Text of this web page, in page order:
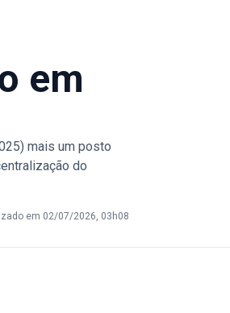
em
mais um posto
do
em 02/07/2026, 03h08